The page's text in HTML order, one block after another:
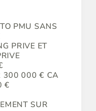
PMU SANS
PRIVE ET
300 000 € CA
€
SUR